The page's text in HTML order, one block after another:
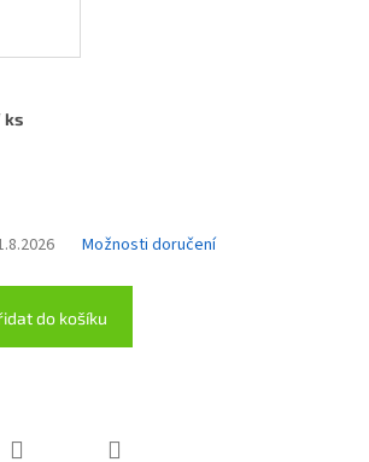
ks
Možnosti doručení
do košíku